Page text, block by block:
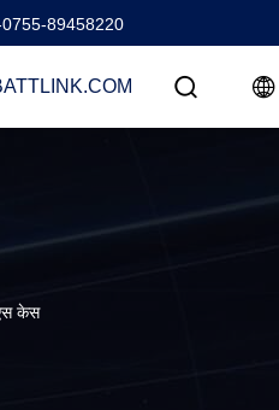
89458220
केस